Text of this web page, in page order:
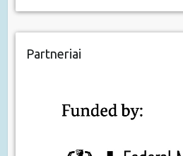
Partneriai